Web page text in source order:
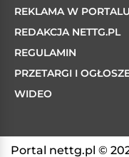
REKLAMA W PORTALU
REDAKCJA NETTG.PL
REGULAMIN
PRZETARGI I
WIDEO
Portal nettg.pl ©